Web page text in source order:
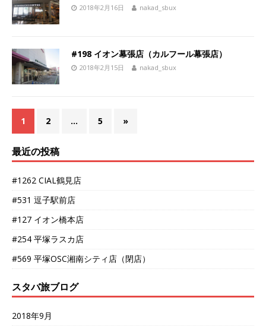
2018年2月16日 nakad_sbux
#198 イオン幕張店（カルフール幕張店）
2018年2月15日 nakad_sbux
1 2 … 5 »
最近の投稿
#1262 CIAL鶴見店
#531 逗子駅前店
#127 イオン橋本店
#254 平塚ラスカ店
#569 平塚OSC湘南シティ店（閉店）
スタバ旅ブログ
2018年9月